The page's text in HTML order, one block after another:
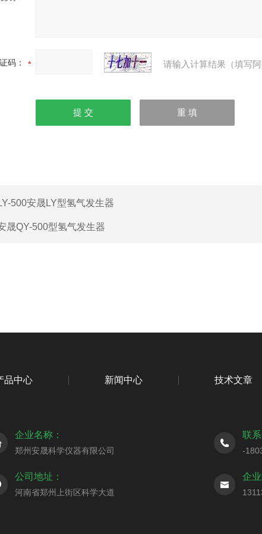
码： 请输入计算结果（填写
500安晟LY型氢气发生器
晟QY-500型氢气发生器
品中心 新闻中心 技术文章
企业名称：
郑州安晟科学仪器有限公司
联系
-
公司地址：
河南省郑州上街区科学大道
企业